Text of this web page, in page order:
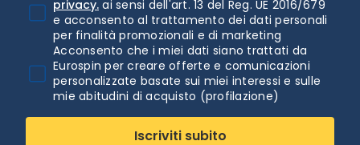
privacy. ai sensi dell'art. 13 del Reg. UE 2016/679
e acconsento al trattamento dei dati personali
per finalità promozionali e di marketing
Acconsento che i miei dati siano trattati da
Eurospin per creare offerte e comunicazioni
personalizzate basate sui miei interessi e sulle
mie abitudini di acquisto (profilazione)
Iscriviti subito